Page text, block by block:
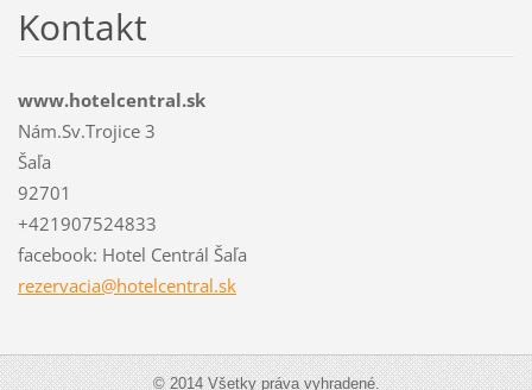
Kontakt
www.hotelcentral.sk
Nám.Sv.Trojice 3
Šaľa
92701
+421907524833
facebook: Hotel Centrál Šaľa
rezervacia@hotelcentral.sk
© 2014 Všetky práva vyhradené.